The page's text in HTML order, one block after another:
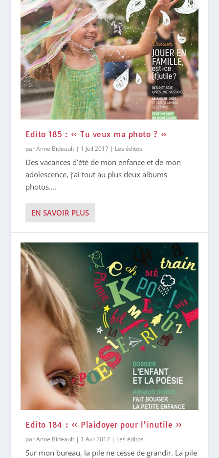
Edito 185 : « Tu veux ma photo ? »
parAnne Bideault | 1 Juil 2017 | Les éditos
Des vacances d’été de mon enfance et de mon
adolescence, j’ai tout au plus deux albums
photos....
EN SAVOIR PLUS
Edito 184 : « Plaidoyer pour l’inutile »
parAnne Bideault | 1 Avr 2017 | Les éditos
Sur mon bureau, la pile ne cesse de grandir. La pile